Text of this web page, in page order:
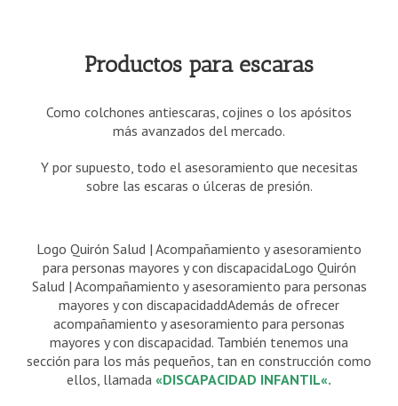
Productos para escaras
Como colchones antiescaras, cojines o los apósitos
más avanzados del mercado.
Y por supuesto, todo el asesoramiento que necesitas
sobre las escaras o úlceras de presión.
Logo Quirón Salud | Acompañamiento y asesoramiento
para personas mayores y con discapacidaLogo Quirón
Salud | Acompañamiento y asesoramiento para personas
mayores y con discapacidaddAdemás de ofrecer
acompañamiento y asesoramiento para personas
mayores y con discapacidad. También tenemos una
sección para los más pequeños, tan en construcción como
ellos, llamada «DISCAPACIDAD INFANTIL«.